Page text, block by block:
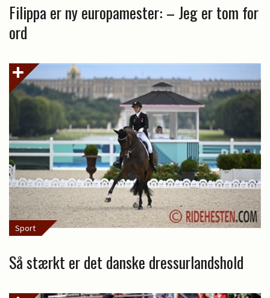
Filippa er ny europamester: – Jeg er tom for
ord
Sport
Så stærkt er det danske dressurlandshold